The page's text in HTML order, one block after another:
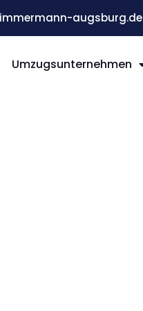
augsburg.de
Umzugsunternehmen